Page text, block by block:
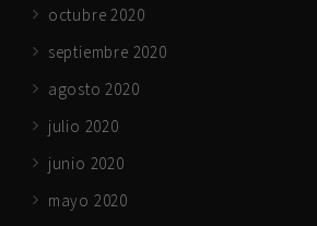
octubre 2020
septiembre 2020
agosto 2020
julio 2020
junio 2020
mayo 2020